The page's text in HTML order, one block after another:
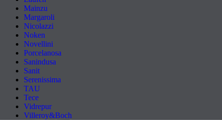
Mainzu
Margaroli
Nicolazzi
Noken
Novellini
Porcelanosa
Sanindusa
Sanit
Serenissima
TAU
Tece
Vidrepur
Villeroy&Boch